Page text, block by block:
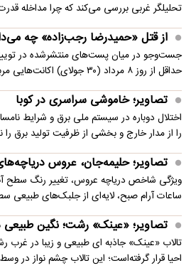
تحلیلگر غربی بررسی می‌کند که چرا مداخله
از قتل «حمیدرضا رجب‌زاده» چه
جست‌وجو در میان پست‌های منتشرشده در
حداقل از روز ۸ مرداد (۳۰ جولای) اکانت‌هایی مربوط به…
تصاویر؛ خاموشی سراسری در کوبا
اختلال دوباره در سیستم ملی برق و شرایط
را از مدار خارج و بخشی از ظرفیت تولید برق را
تصاویر؛ حلیمه‌جان، عروس
ویژگی شاخص دریاچه عروس، تغییر رنگ سطح
ساعات آرام صبح، لایه‌ای از جلبک‌های طبیعی
تصاویر؛ «عینک» رشت؛ نگین
تالاب «عینک» جاذبه ای طبیعی و زیبا در غرب
احیا قرار گرفته‌است؛ این تالاب چشم نواز در